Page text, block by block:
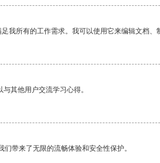
我所有的工作需求。我可以使用它来编辑文档、
其他用户交流学习心得。
带来了无限的流畅体验和安全性保护。